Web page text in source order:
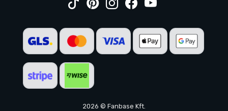
2026 © Fanbase Kft.